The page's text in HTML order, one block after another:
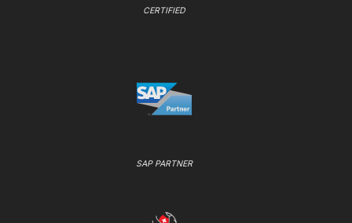
CERTIFIED
SAP PARTNER